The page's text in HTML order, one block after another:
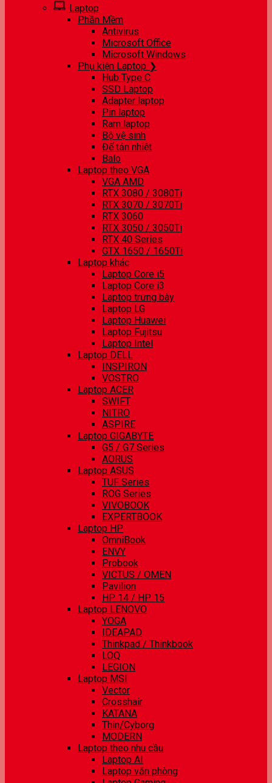
Laptop
Phần Mềm
Antivirus
Microsoft Office
Microsoft Windows
Phụ kiện Laptop ❯
Hub Type C
SSD Laptop
Adapter laptop
Pin laptop
Ram laptop
Bộ vệ sinh
Đế tản nhiệt
Balo
Laptop theo VGA
VGA AMD
RTX 3080 / 3080Ti
RTX 3070 / 3070Ti
RTX 3060
RTX 3050 / 3050Ti
RTX 40 Series
GTX 1650 / 1650Ti
Laptop khác
Laptop Core i5
Laptop Core i3
Laptop trưng bày
Laptop LG
Laptop Huawei
Laptop Fujitsu
Laptop Intel
Laptop DELL
INSPIRON
VOSTRO
Laptop ACER
SWIFT
NITRO
ASPIRE
Laptop GIGABYTE
G5 / G7 Series
AORUS
Laptop ASUS
TUF Series
ROG Series
VIVOBOOK
EXPERTBOOK
Laptop HP
OmniBook
ENVY
Probook
VICTUS / OMEN
Pavilion
HP 14 / HP 15
Laptop LENOVO
YOGA
IDEAPAD
Thinkpad / Thinkbook
LOQ
LEGION
Laptop MSI
Vector
Crosshair
KATANA
Thin/Cyborg
MODERN
Laptop theo nhu cầu
Laptop AI
Laptop văn phòng